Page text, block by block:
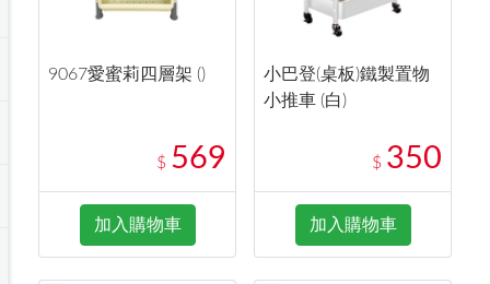
9067愛蜜莉四層架 ()
$ 569
加入購物車
小巴登(桌板)鐵製置物
小推車 (白)
$ 350
加入購物車